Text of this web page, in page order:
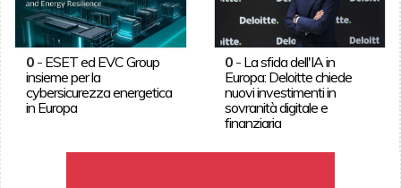
0- ESET ed EVC Group
insieme per la
cybersicurezza energetica
in Europa
0 - La sfida dell'IA in
Europa: Deloitte chiede
nuovi investimenti in
sovranità digitale e
finanziaria